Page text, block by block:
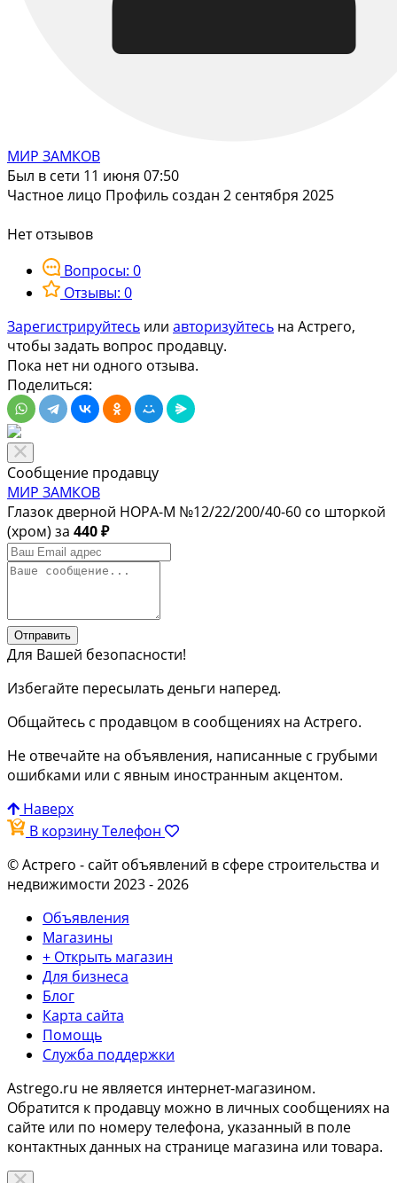
МИР ЗАМКОВ
Был в сети 11 июня 07:50
Частное лицо Профиль создан 2 сентября 2025
Нет отзывов
Вопросы: 0
Отзывы: 0
Зарегистрируйтесь или авторизуйтесь на Астрего,
чтобы задать вопрос продавцу.
Пока нет ни одного отзыва.
Поделиться:
Сообщение продавцу
МИР ЗАМКОВ
Глазок дверной НОРА-М №12/22/200/40-60 со шторкой
(хром) за 440 ₽
Отправить
Для Вашей безопасности!
Избегайте пересылать деньги наперед.
Общайтесь с продавцом в сообщениях на Астрего.
Не отвечайте на объявления, написанные с грубыми
ошибками или с явным иностранным акцентом.
Наверх
В корзинуТелефон
© Астрего - сайт объявлений в сфере строительства и
недвижимости 2023 - 2026
Объявления
Магазины
+ Открыть магазин
Для бизнеса
Блог
Карта сайта
Помощь
Служба поддержки
Astrego.ru не является интернет-магазином.
Обратится к продавцу можно в личных сообщениях на
сайте или по номеру телефона, указанный в поле
контактных данных на странице магазина или товара.